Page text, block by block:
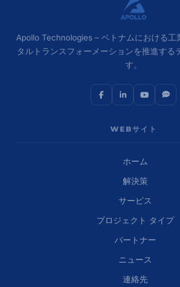
Apollo Technologies – ベトナムにおける工
タルトランスフォーメーションを推進する
す。
WEBサイト
ホーム
解決策
サービス
プロジェクト タイプ
パートナー
ニュース
連絡先